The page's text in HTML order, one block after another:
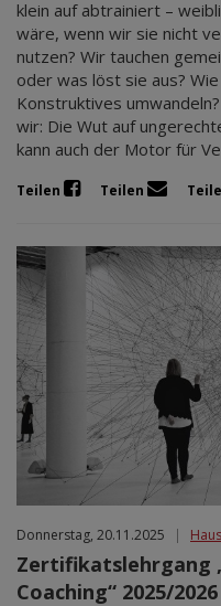
klein auf abtrainiert –
wäre, wenn wir sie nicht
nutzen? Wir tauchen
oder was löst sie aus?
Konstruktives
wir: Die Wut auf
kann auch der Motor für
Teilen Teilen
Donnerstag, 20.11.2025 |
Zertifikatslehrgang
Coaching“ 2025/2026